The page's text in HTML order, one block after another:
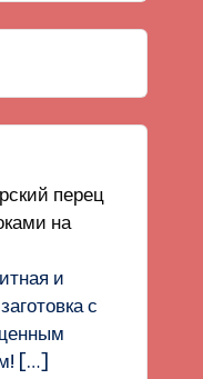
перец
на
и
с
[…]